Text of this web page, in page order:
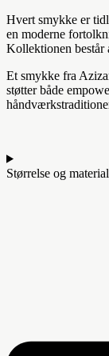
Hvert smykke er
en moderne
Kollektionen består
Et smykke fra
støtter både
Størrelse og